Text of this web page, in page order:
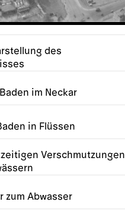
des
im Neckar
in Flüssen
Verschmutzungen
zum Abwasser